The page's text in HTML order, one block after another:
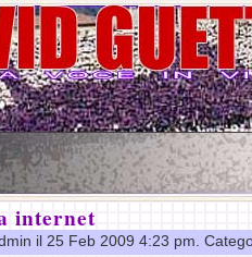
internet
il 25 Feb 2009 4:23 pm.